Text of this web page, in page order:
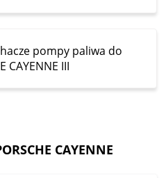
pompy paliwa do
CAYENNE III
CAYENNE